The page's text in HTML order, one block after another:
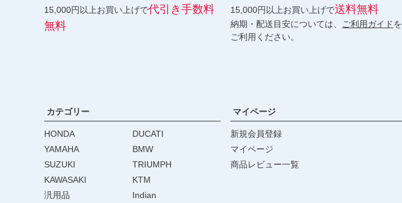
15,000円以上お買い上げで代引き手数料
無料
15,000円以上お買い上げで送料無料
納期・配送目安については、 ご利用ガイドを
ご利用ください。
カテゴリー
HONDA
YAMAHA
SUZUKI
KAWASAKI
汎用品
DUCATI
BMW
TRIUMPH
KTM
Indian
マイページ
新規会員登録
マイページ
商品レビュー一覧